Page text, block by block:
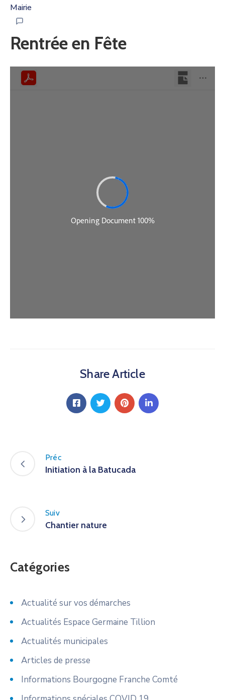
Mairie
Rentrée en Fête
Share Article
Préc
Initiation à la Batucada
Suiv
Chantier nature
Catégories
Actualité sur vos démarches
Actualités Espace Germaine Tillion
Actualités municipales
Articles de presse
Informations Bourgogne Franche Comté